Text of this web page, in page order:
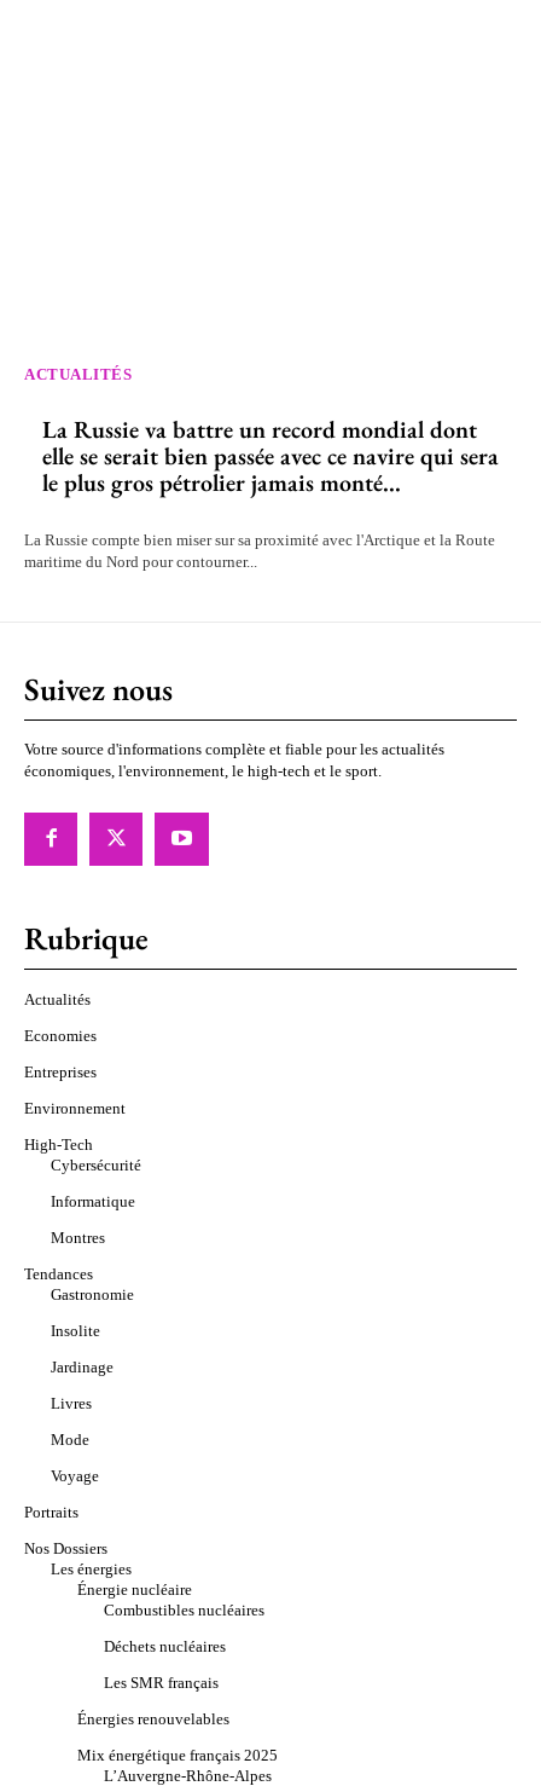
ACTUALITÉS
La Russie va battre un record mondial dont
elle se serait bien passée avec ce navire qui sera
le plus gros pétrolier jamais monté...
La Russie compte bien miser sur sa proximité avec l'Arctique et la Route
maritime du Nord pour contourner...
Suivez nous
Votre source d'informations complète et fiable pour les actualités
économiques, l'environnement, le high-tech et le sport.
Rubrique
Actualités
Economies
Entreprises
Environnement
High-Tech
Cybersécurité
Informatique
Montres
Tendances
Gastronomie
Insolite
Jardinage
Livres
Mode
Voyage
Portraits
Nos Dossiers
Les énergies
Énergie nucléaire
Combustibles nucléaires
Déchets nucléaires
Les SMR français
Énergies renouvelables
Mix énergétique français 2025
L’Auvergne-Rhône-Alpes